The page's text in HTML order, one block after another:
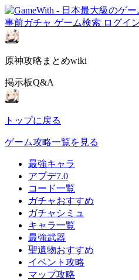
事前ガチャ ゲーム検索 ログイ
原神攻略まとめwiki
掲示板Q&A
トップに戻る
ゲーム攻略一覧を見る
最強キャラ
アプデ7.0
コード一覧
ガチャおすすめ
ガチャシミュ
キャラ一覧
最強武器
聖遺物おすすめ
イベント攻略
マップ攻略